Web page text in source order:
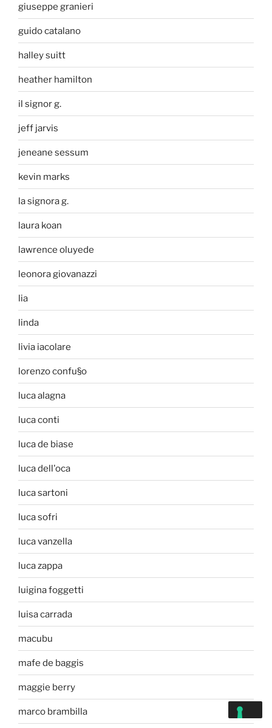
giuseppe granieri
guido catalano
halley suitt
heather hamilton
il signor g.
jeff jarvis
jeneane sessum
kevin marks
la signora g.
laura koan
lawrence oluyede
leonora giovanazzi
lia
linda
livia iacolare
lorenzo confu§o
luca alagna
luca conti
luca de biase
luca dell'oca
luca sartoni
luca sofri
luca vanzella
luca zappa
luigina foggetti
luisa carrada
macubu
mafe de baggis
maggie berry
marco brambilla